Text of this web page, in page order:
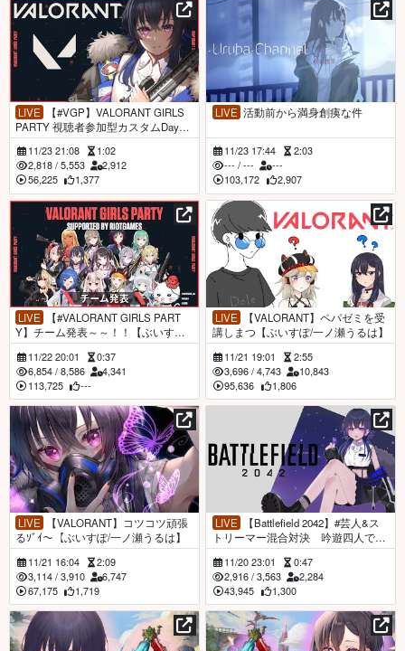
LIVE
PARTY 視聴者参加型カスタムDay1
【一ノ瀬うるは視点】
11/23 21:08
1:02
2,818/ 5,553
2,912
56,225
1,377
LIVE 活動前から満身創痍な件
11/23 17:44
2:03
--- /---
---
103,172
2,907
LIVE
Y】チーム発表～～！！【ぶいすぽ/
一ノ瀬うるは】
11/22 20:01
0:37
6,854/ 8,586
4,341
113,725
---
LIVE
講しまつ【ぶいすぽ/一ノ瀬うるは】
11/21 19:01
2:55
3,696 /4,743
10,843
95,636
1,806
LIVE
るｿﾞｲ～【ぶいすぽ/一ノ瀬うるは】
11/21 16:04
2:09
3,114/ 3,910
6,747
67,175
1,719
LIVE
トリーマー混合対決 吟遊四人でゆ
く！【ぶいすぽ/一ノ瀬うるは】
11/20 23:01
0:47
2,916 /3,563
2,284
43,945
1,300